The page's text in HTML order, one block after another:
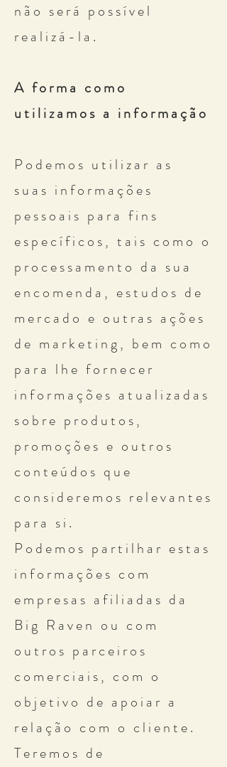
não será possível
realizá-la.
A forma como
utilizamos a informação
Podemos utilizar as
suas informações
pessoais para fins
específicos, tais como o
processamento da sua
encomenda, estudos de
mercado e outras ações
de marketing, bem como
para lhe fornecer
informações atualizadas
sobre produtos,
promoções e outros
conteúdos que
consideremos relevantes
para si.
Podemos partilhar estas
informações com
empresas afiliadas da
Big Raven ou com
outros parceiros
comerciais, com o
objetivo de apoiar a
relação com o cliente.
Teremos de